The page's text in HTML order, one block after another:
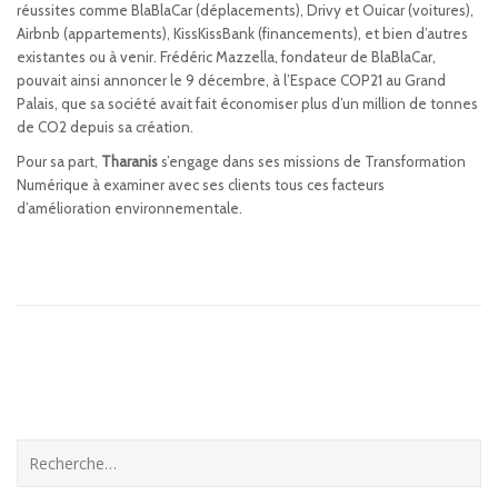
réussites comme BlaBlaCar (déplacements), Drivy et Ouicar (voitures),
Airbnb (appartements), KissKissBank (financements), et bien d’autres
existantes ou à venir. Frédéric Mazzella, fondateur de BlaBlaCar,
pouvait ainsi annoncer le 9 décembre, à l’Espace COP21 au Grand
Palais, que sa société avait fait économiser plus d’un million de tonnes
de CO2 depuis sa création.
Pour sa part, Tharaniss’engage dans ses missions de Transformation
Numérique à examiner avec ses clients tous ces facteurs
d’amélioration environnementale.